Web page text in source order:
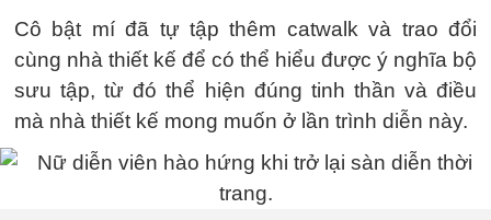
Cô bật mí đã tự tập thêm catwalk và trao đổi
cùng nhà thiết kế để có thể hiểu được ý nghĩa bộ
sưu tập, từ đó thể hiện đúng tinh thần và điều
mà nhà thiết kế mong muốn ở lần trình diễn này.